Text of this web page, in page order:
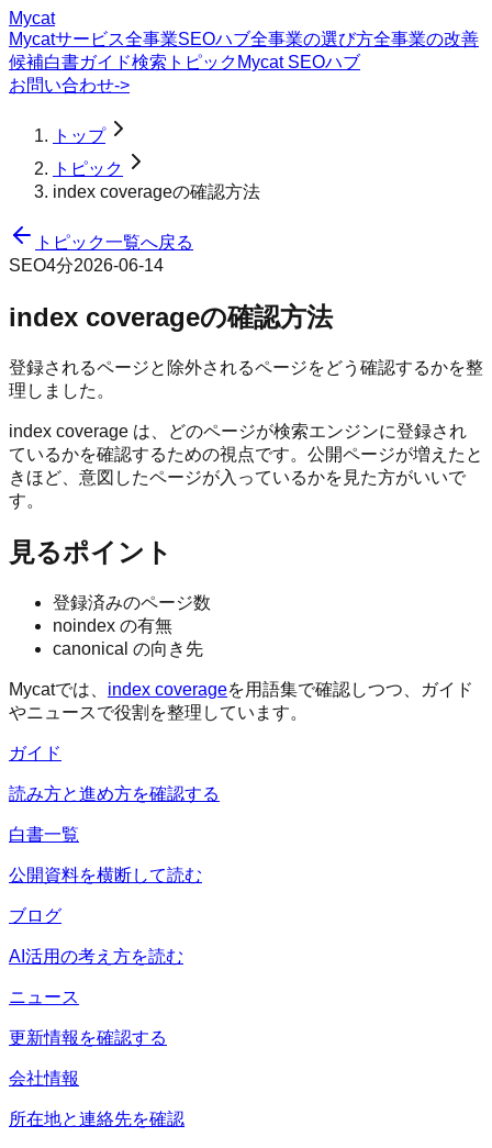
Mycat
Mycatサービス全事業SEOハブ全事業の選び方全事業の改善
候補白書ガイド検索トピック Mycat SEOハブ
お問い合わせ->
トップ
トピック
index coverageの確認方法
トピック一覧へ戻る
SEO4分2026-06-14
index coverageの確認方法
登録されるページと除外されるページをどう確認するかを整
理しました。
index coverage は、どのページが検索エンジンに登録され
ているかを確認するための視点です。公開ページが増えたと
きほど、意図したページが入っているかを見た方がいいで
す。
見るポイント
登録済みのページ数
noindex の有無
canonical の向き先
Mycatでは、 index coverageを用語集で確認しつつ、ガイド
やニュースで役割を整理しています。
ガイド
読み方と進め方を確認する
白書一覧
公開資料を横断して読む
ブログ
AI活用の考え方を読む
ニュース
更新情報を確認する
会社情報
所在地と連絡先を確認